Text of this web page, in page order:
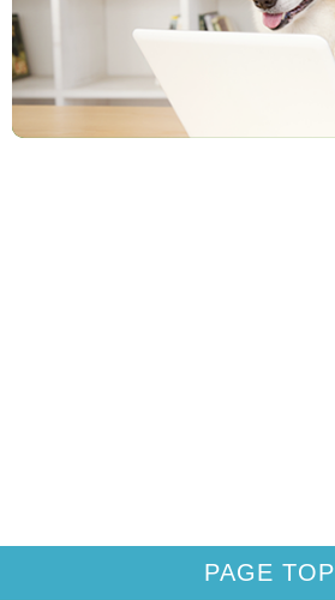
PAGE TOP